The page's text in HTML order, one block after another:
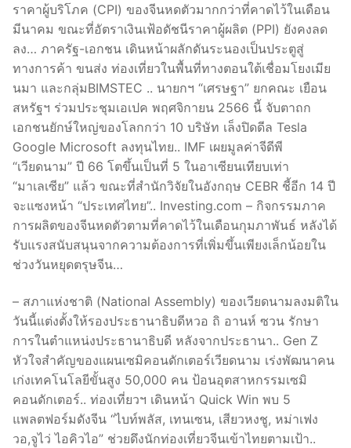
ราคาผู้บริโภค (CPI) ของจีนหดตัวมากกว่าที่คาดไว้ในเดือน
มีนาคม ขณะที่อัตราเงินเฟ้อดัชนีราคาผู้ผลิต (PPI) ยังคงลด
ลง… ภาครัฐ-เอกชน เดินหน้าผลักดันระนองเป็นประตูสู่
ทางการค้า ขนส่ง ท่องเที่ยวในพื้นที่ทางตอนใต้เชื่อมโยงเมีย
นมา และกลุ่มBIMSTEC .. นายกฯ “เศรษฐา” ยกคณะ เยือน
สหรัฐฯ ร่วมประชุมเอเปค พฤศจิกายน 2566 นี้ จับตาถก
เอกชนยักษ์ใหญ่ของโลกกว่า 10 บริษัท เล็งปิดดีล Tesla
Google Microsoft ลงทุนไทย.. IMF เผยมูลค่าจีดีพี
“เวียดนาม” ปี 66 โตขึ้นเป็นที่ 5 ในอาเซียนเทียบเท่า
“มาเลเซีย” แล้ว ขณะที่สำนักวิจัยในอังกฤษ CEBR ชี้อีก 14 ปี
จะแซงหน้า “ประเทศไทย”.. Investing.com – กิจกรรมภาค
การผลิตของจีนหดตัวตามที่คาดไว้ในเดือนกุมภาพันธ์ หลังได้
รับแรงสนับสนุนจากความต้องการที่เพิ่มขึ้นเพียงเล็กน้อยใน
ช่วงวันหยุดตรุษจีน…
– สภาแห่งชาติ (National Assembly) ของเวียดนามลงมติใน
วันนี้แต่งตั้งให้รองประธานาธิบดีหวอ ถิ อานห์ ซวน รักษา
การในตำแหน่งประธานาธิบดี หลังจากประธานา.. Gen Z
หัวใจสำคัญของแผนเซมิคอนดักเตอร์เวียดนาม เร่งพัฒนาคน
เก่งเทคโนโลยีขั้นสูง 50,000 คน ป้อนอุตสาหกรรมเซมิ
คอนดักเตอร์.. ท่องเที่ยวฯ เดินหน้า Quick Win พบ 5
แพลตฟอร์มดังจีน “ไบท์พลัส, เทนเซน, เสียวหงชู, หม่าเฟง
วอ,จูไว่ ไอคิวไอ” ช่วยดึงนักท่องเที่ยวจีนเข้าไทยตามเป้า..